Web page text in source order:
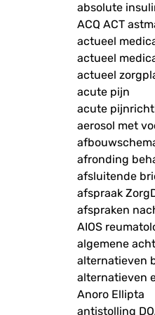
absolute
ACQ ACT
actueel
actueel
actueel
acute pijn
acute
aerosol met
afronding
afsluitende
afspraak
afspraken
AIOS
algemene
alternatieven
alternatieven
Anoro Ellipta
antistolling